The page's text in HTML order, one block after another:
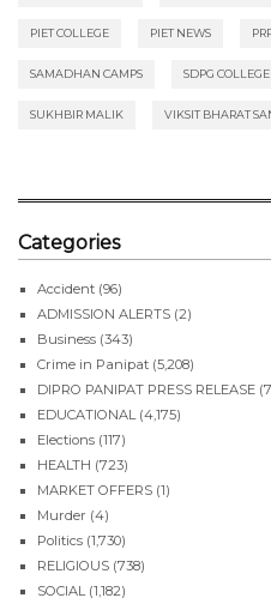
PIET COLLEGE PIET NEWS
SAMADHAN CAMPS SDPG COLLEGE
SUKHBIR MALIK VIKSIT BHARAT
Categories
Accident (96)
ADMISSION ALERTS (2)
Business (343)
Crime in Panipat (5,208)
DIPRO PANIPAT PRESS RELEASE
EDUCATIONAL (4,175)
Elections (117)
HEALTH (723)
MARKET OFFERS (1)
Murder (4)
Politics (1,730)
RELIGIOUS (738)
SOCIAL (1,182)